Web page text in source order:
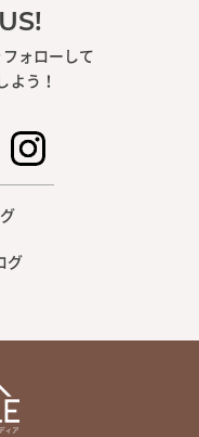
ォローして
よう！
グ